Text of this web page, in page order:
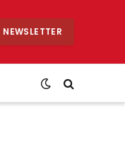
NEWSLETTER